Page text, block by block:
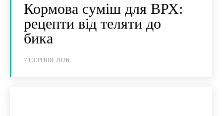
Кормова суміш для ВРХ:
рецепти від теляти до
бика
7 СЕРПНЯ 2026